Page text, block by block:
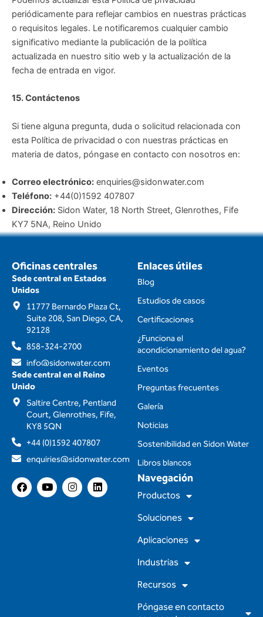
periódicamente para reflejar cambios en nuestras prácticas
o requisitos legales. Le notificaremos cualquier cambio
significativo mediante la publicación de la política
actualizada en nuestro sitio web y la actualización de la
fecha de entrada en vigor.
15. Contáctenos
Si tiene alguna pregunta, duda o solicitud relacionada con
esta Política de privacidad o con nuestras prácticas en
materia de datos, póngase en contacto con nosotros en:
Correo electrónico: enquiries@sidonwater.com
Teléfono: +44(0)1592 407807
Dirección: Sidon Water, 18 North Street, Glenrothes, Fife
KY7 5NA, Reino Unido
Oficinas centrales
Sede central en Estados
Unidos
11777 Bernardo Plaza Ct,
Suite 208, San Diego, CA,
92128
858-324-2700
info@sidonwater.com
Sede central en el Reino
Unido
Saltire Centre, Pentland
Court, Glenrothes, Fife,
KY8 5QN
+44 (0)1592 407807
enquiries@sidonwater.com
F
a
c
Y
o
u
I
n
s
L
i
n
Navegación
Productos
Soluciones
Aplicaciones
Industrias
Recursos
Póngase en contacto
Enlaces útiles
Blog
Estudios de casos
Certificaciones
¿Funciona el
acondicionamiento del agua?
Eventos
Preguntas frecuentes
Galería
Noticias
Sostenibilidad en Sidon Water
Libros blancos